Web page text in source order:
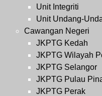
Unit Integriti
Unit Undang-
Cawangan Negeri
JKPTG Kedah
JKPTG Wilayah
JKPTG Selangor
JKPTG Pulau
JKPTG Perak